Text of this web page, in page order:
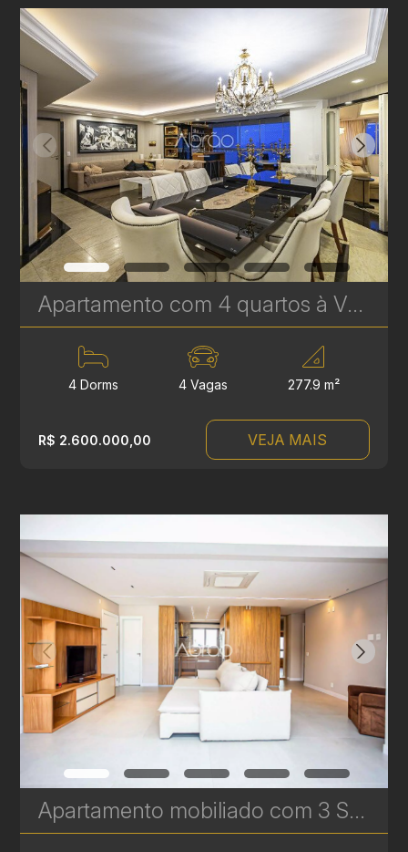
Apartamento com 4 quartos à Venda no Batel - 277 m² - Próximo ao Pátio Batel - Um apartamento por andar | Ref. 1812
4 Dorms 4 Vagas 277.9 m²
R$ 2.600.000,00 VEJA MAIS
Apartamento mobiliado com 3 Suítes para venda no Artsy - 2 vagas de garagem - Batel | Ref. 1795